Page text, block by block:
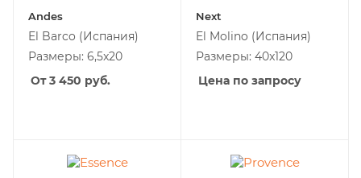
Andes
El Barco (Испания)
Размеры: 6,5x20
От 3 450 руб.
Next
El Molino (Испания)
Размеры: 40x120
Цена по запросу